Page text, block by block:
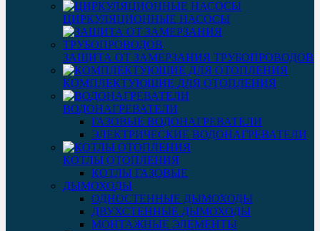
ЦИРКУЛЯЦИОННЫЕ НАСОСЫ
ЗАЩИТА ОТ ЗАМЕРЗАНИЯ ТРУБОПРОВОДОВ
КОМПЛЕКТУЮЩИЕ ДЛЯ ОТОПЛЕНИЯ
ВОДОНАГРЕВАТЕЛИ
ГАЗОВЫЕ ВОДОНАГРЕВАТЕЛИ
ЭЛЕКТРИЧЕСКИЕ ВОДОНАГРЕВАТЕЛИ
КОТЛЫ ОТОПЛЕНИЯ
КОТЛЫ ГАЗОВЫЕ
ДЫМОХОДЫ
ОДНОСТЕННЫЕ ДЫМОХОДЫ
ДВУХСТЕННЫЕ ДЫМОХОДЫ
МОНТАЖНЫЕ ЭЛЕМЕНТЫ